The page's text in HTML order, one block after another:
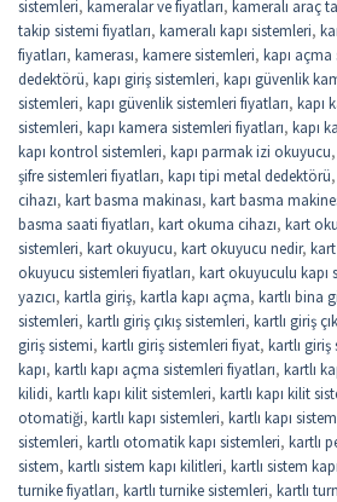
sistemleri, kameralar ve fiyatları, kameralı araç
takip sistemi fiyatları, kameralı kapı sistemleri,
fiyatları, kamerası, kamere sistemleri, kapı açma
dedektörü, kapı giriş sistemleri, kapı güvenlik
sistemleri, kapı güvenlik sistemleri fiyatları, kapı
sistemleri, kapı kamera sistemleri fiyatları, kapı
kapı kontrol sistemleri, kapı parmak izi okuyucu,
şifre sistemleri fiyatları, kapı tipi metal dedektörü,
cihazı, kart basma makinası, kart basma
basma saati fiyatları, kart okuma cihazı, kart
sistemleri, kart okuyucu, kart okuyucu nedir,
okuyucu sistemleri fiyatları, kart okuyuculu kapı
yazıcı, kartla giriş, kartla kapı açma, kartlı bina
sistemleri, kartlı giriş çıkış sistemleri, kartlı giriş
giriş sistemi, kartlı giriş sistemleri fiyat, kartlı giriş
kapı, kartlı kapı açma sistemleri fiyatları, kartlı
kilidi, kartlı kapı kilit sistemleri, kartlı kapı kilit
otomatiği, kartlı kapı sistemleri, kartlı kapı
sistemleri, kartlı otomatik kapı sistemleri, kartlı
sistem, kartlı sistem kapı kilitleri, kartlı sistem
turnike fiyatları, kartlı turnike sistemleri, kartlı